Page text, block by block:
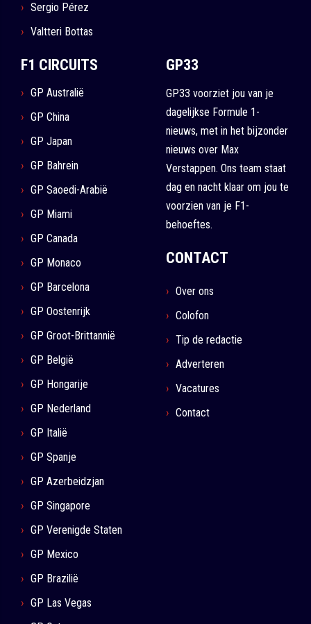
Sergio Pérez
Valtteri Bottas
F1 CIRCUITS
GP Australië
GP China
GP Japan
GP Bahrein
GP Saoedi-Arabië
GP Miami
GP Canada
GP Monaco
GP Barcelona
GP Oostenrijk
GP Groot-Brittannië
GP België
GP Hongarije
GP Nederland
GP Italië
GP Spanje
GP Azerbeidzjan
GP Singapore
GP Verenigde Staten
GP Mexico
GP Brazilië
GP Las Vegas
GP33
GP33 voorziet jou van je
dagelijkse Formule 1-
nieuws, met in het bijzonder
nieuws over Max
Verstappen. Ons team staat
dag en nacht klaar om jou te
voorzien van je F1-
behoeftes.
CONTACT
Over ons
Colofon
Tip de redactie
Adverteren
Vacatures
Contact